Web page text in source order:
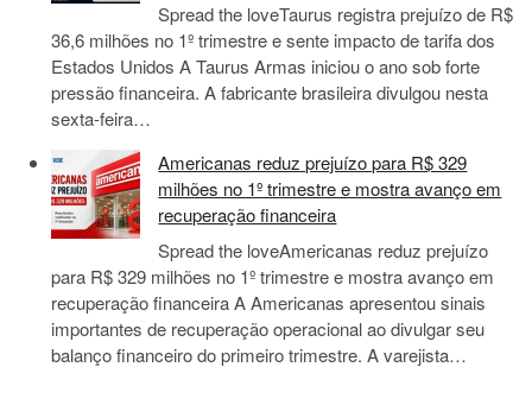
Spread the loveTaurus registra prejuízo de R$
36,6 milhões no 1º trimestre e sente impacto de tarifa dos
Estados Unidos A Taurus Armas iniciou o ano sob forte
pressão financeira. A fabricante brasileira divulgou nesta
sexta-feira…
Americanas reduz prejuízo para R$ 329
milhões no 1º trimestre e mostra avanço em
recuperação financeira
Spread the loveAmericanas reduz prejuízo
para R$ 329 milhões no 1º trimestre e mostra avanço em
recuperação financeira A Americanas apresentou sinais
importantes de recuperação operacional ao divulgar seu
balanço financeiro do primeiro trimestre. A varejista…